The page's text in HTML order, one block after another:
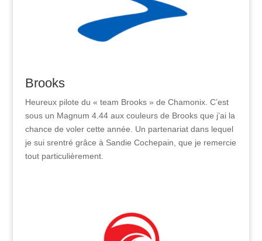
Brooks
Heureux pilote du « team Brooks » de Chamonix. C’est
sous un Magnum 4.44 aux couleurs de Brooks que j’ai la
chance de voler cette année. Un partenariat dans lequel
je sui srentré grâce à Sandie Cochepain, que je remercie
tout particulièrement.